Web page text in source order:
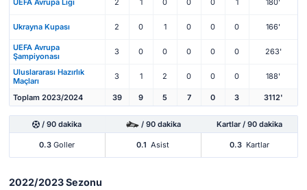
UEFA Avrupa Ligi 2 1 0 0 0 1 180'
Ukrayna Kupası 2 0 1 0 0 0 166'
UEFA Avrupa
Şampiyonası
3 0 0 0 0 0 263'
Uluslararası Hazırlık
Maçları
3 1 2 0 0 0 188'
Toplam 2023/2024 39 9 5 7 0 3 3112'
/ 90 dakika / 90 dakika Kartlar / 90 dakika
0.3 Goller 0.1 Asist 0.3 Kartlar
2022/2023 Sezonu